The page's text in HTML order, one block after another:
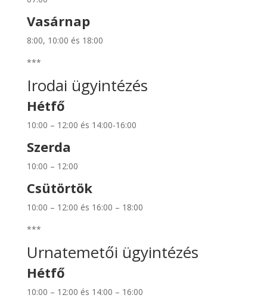
Vasárnap
8:00, 10:00 és 18:00
***
Irodai ügyintézés
Hétfő
10:00 – 12:00 és 14:00-16:00
Szerda
10:00 – 12:00
Csütörtök
10:00 – 12:00 és 16:00 – 18:00
***
Urnatemetői ügyintézés
Hétfő
10:00 – 12:00 és 14:00 – 16:00